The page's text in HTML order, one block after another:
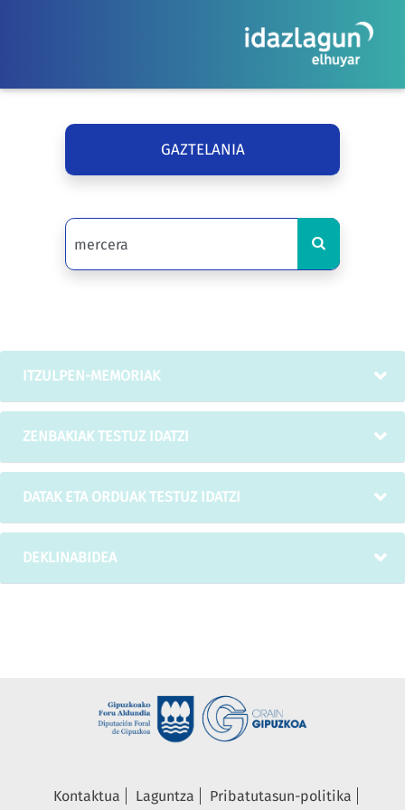
GAZTELANIA
ITZULPEN-MEMORIAK
ZENBAKIAK TESTUZ IDATZI
DATAK ETA ORDUAK TESTUZ IDATZI
DEKLINABIDEA
Kontaktua Laguntza
Pribatutasun-politika